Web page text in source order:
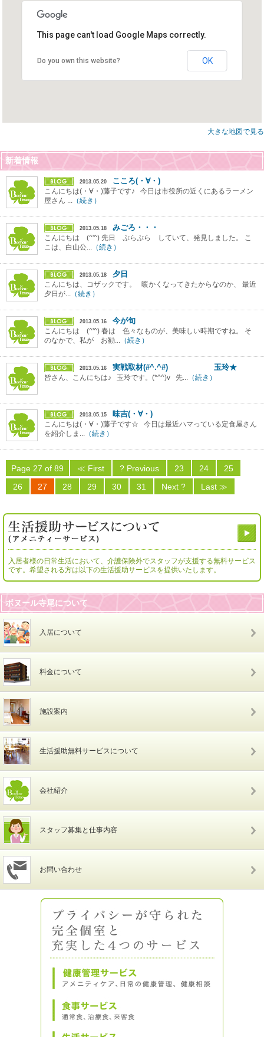
This page can't load Google Maps correctly.
Do you own this website? OK
大きな地図で見る
新着情報
2013.05.20 こころ(・∀・)
こんにちは(・∀・)藤子です♪ 今日は市役所の近くにあるラーメン
屋さん ...
（続き）
2013.05.18 みごろ・・・
こんにちは (^'^) 先日 ぷらぷら していて、発見しました。 こ
こは、白山公...
（続き）
2013.05.18 夕日
こんにちは、コザックです。 暖かくなってきたからなのか、 最近
夕日が...
（続き）
2013.05.16 今が旬
こんにちは (^'^) 春は 色々なものが、美味しい時期ですね。 そ
のなかで、私が お勧...
（続き）
2013.05.16 実戦取材(#^.^#) 玉玲★
皆さん、こんにちは♪ 玉玲です。(*^^)v 先... （続き）
2013.05.15 味吉(・∀・)
こんにちは(・∀・)藤子です☆ 今日は最近ハマっている定食屋さん
を紹介しま...
（続き）
Page 27 of 89 ≪ First ? Previous 23 24
25
26
27 28 29 30 31 Next ? Last ≫
入居者様の日常生活において、介護保険外でスタッフが支援する無料サービス
です。希望される方は以下の生活援助サービスを提供いたします。
ボヌール寺尾について
入居について
料金について
施設案内
生活援助無料サービスについて
会社紹介
スタッフ募集と仕事内容
お問い合わせ